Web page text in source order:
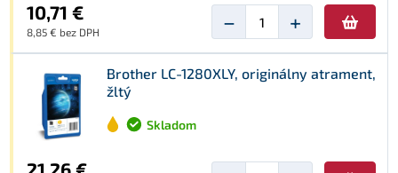
10,71 €
8,85 € bez DPH − +
Brother LC-1280XLY, originálny atrament,
žltý
Skladom